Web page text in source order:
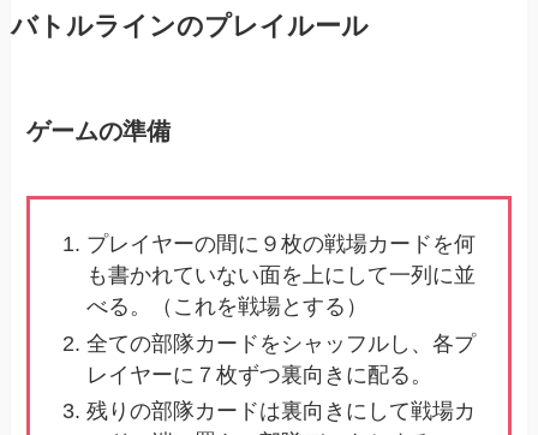
バトルラインのプレイルール
ゲームの準備
プレイヤーの間に９枚の戦場カードを何
も書かれていない面を上にして一列に並
べる。（これを戦場とする）
全ての部隊カードをシャッフルし、各プ
レイヤーに７枚ずつ裏向きに配る。
残りの部隊カードは裏向きにして戦場カ